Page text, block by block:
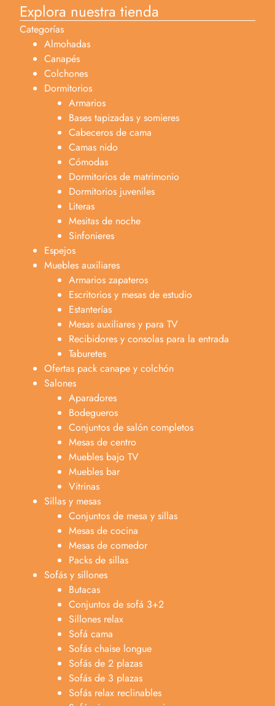
Explora nuestra tienda
Categorías
Almohadas
Canapés
Colchones
Dormitorios
Armarios
Bases tapizadas y somieres
Cabeceros de cama
Camas nido
Cómodas
Dormitorios de matrimonio
Dormitorios juveniles
Literas
Mesitas de noche
Sinfonieres
Espejos
Muebles auxiliares
Armarios zapateros
Escritorios y mesas de estudio
Estanterías
Mesas auxiliares y para TV
Recibidores y consolas para la entrada
Taburetes
Ofertas pack canape y colchón
Salones
Aparadores
Bodegueros
Conjuntos de salón completos
Mesas de centro
Muebles bajo TV
Muebles bar
Vitrinas
Sillas y mesas
Conjuntos de mesa y sillas
Mesas de cocina
Mesas de comedor
Packs de sillas
Sofás y sillones
Butacas
Conjuntos de sofá 3+2
Sillones relax
Sofá cama
Sofás chaise longue
Sofás de 2 plazas
Sofás de 3 plazas
Sofás relax reclinables
Lun-dom 9:00am-10pm